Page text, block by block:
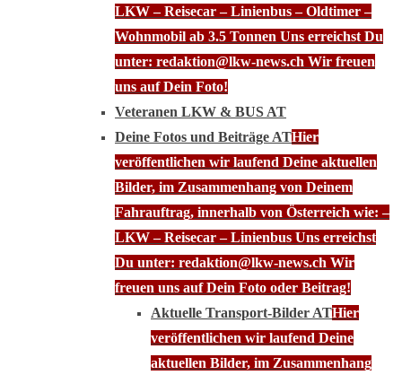
LKW – Reisecar – Linienbus – Oldtimer –
Wohnmobil ab 3.5 Tonnen Uns erreichst Du
unter: redaktion@lkw-news.ch Wir freuen
uns auf Dein Foto!
Veteranen LKW & BUS AT
Deine Fotos und Beiträge ATHier
veröffentlichen wir laufend Deine aktuellen
Bilder, im Zusammenhang von Deinem
Fahrauftrag, innerhalb von Österreich wie: –
LKW – Reisecar – Linienbus Uns erreichst
Du unter: redaktion@lkw-news.ch Wir
freuen uns auf Dein Foto oder Beitrag!
Aktuelle Transport-Bilder ATHier
veröffentlichen wir laufend Deine
aktuellen Bilder, im Zusammenhang